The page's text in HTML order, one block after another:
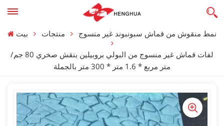
بيت منتجات نمط منقوش من قماش سبونبوند غير منسوج
لفات قماش غير منسوج من البولي بروبيلين بنقش صخري 80 جم/
متر مربع * 1.6 متر * 300 متر بالجملة